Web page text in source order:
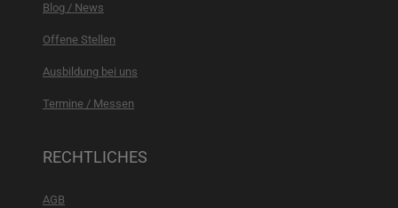
Blog / News
Offene Stellen
Ausbildung bei uns
Termine / Messen
RECHTLICHES
AGB